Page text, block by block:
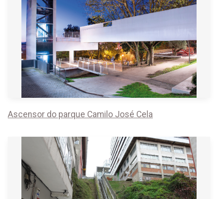
Ascensor do parque Camilo José Cela